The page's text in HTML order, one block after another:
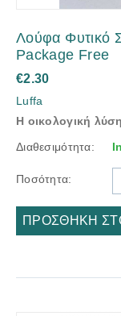
Λούφα Φυτικό
Package Free
€2.30
Luffa
H οικολογική
Διαθεσιμότητα:
Ποσότητα:
ΠΡΟΣΘΉΚΗ